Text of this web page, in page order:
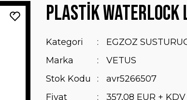
Plastik Waterlock
Kategori
EGZOZ
Marka
VETUS
Stok Kodu
avr5266507
Fiyat
357,08 EUR + KDV